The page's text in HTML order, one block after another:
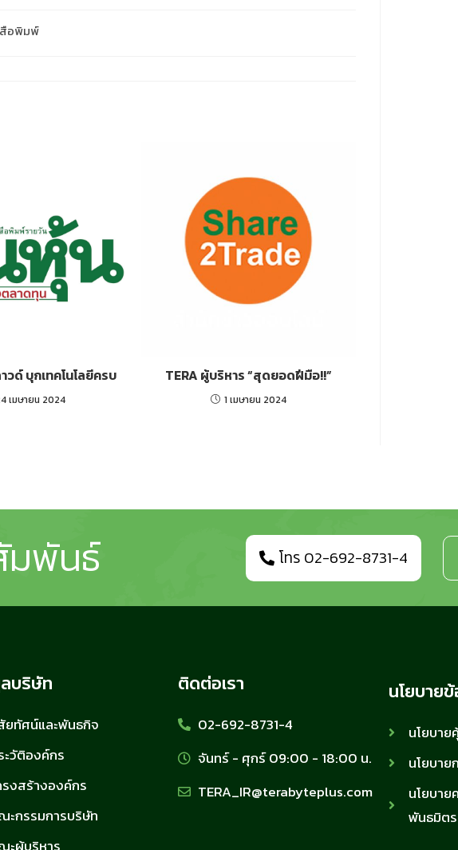
สือพิมพ์
วด์ บุกเทคโนโลยีครบ
เมษายน 2024
TERA ผู้บริหาร “สุดยอดฝีมือ!!”
1 เมษายน 2024
พันธ์ โทร 02-692-8731-4
บริษัท
ยทัศน์และพันธกิจ
ะวัติองค์กร
รงสร้างองค์กร
ะกรรมการบริษัท
ติดต่อเรา
02-692-8731-4
จันทร์ - ศุกร์ 09:00 - 18:00 น.
TERA_IR@terabyteplus.com
นโยบาย
นโยบา
นโยบาย
นโยบาย
พันธมิตร